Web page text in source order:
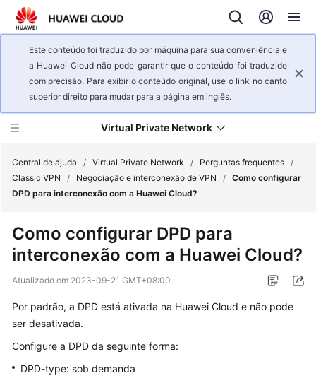
Este conteúdo foi traduzido por máquina para sua conveniência e
a Huawei Cloud não pode garantir que o conteúdo foi traduzido
com precisão. Para exibir o conteúdo original, use o link no canto
superior direito para mudar para a página em inglês.
Virtual Private Network
de
serviço
Primeiros
passos
de
usuário
Central de ajuda / Virtual Private Network / Perguntas frequentes /
Classic VPN
/ Negociação e interconexão de VPN / Como configurar
DPD para interconexão com a Huawei Cloud?
Como configurar DPD para
interconexão com a Huawei Cloud?
Atualizado em 2023-09-21 GMT+08:00
Por padrão, a DPD está ativada na Huawei Cloud e não pode
ser desativada.
Configure a DPD da seguinte forma:
DPD-type: sob demanda